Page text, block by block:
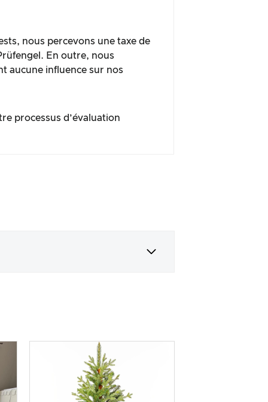
nous percevons une taxe de
En outre, nous
aucune influence sur nos
processus d’évaluation